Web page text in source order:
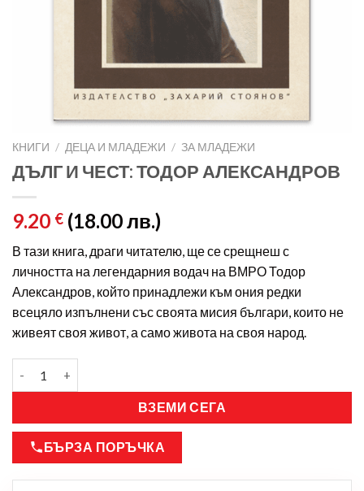
КНИГИ / ДЕЦА И МЛАДЕЖИ / ЗА МЛАДЕЖИ
ДЪЛГ И ЧЕСТ: ТОДОР АЛЕКСАНДРОВ
9.20 € (18.00 лв.)
В тази книга, драги читателю, ще се срещнеш с
личността на легендарния водач на ВМРО Тодор
Александров, който принадлежи към ония редки
всецяло изпълнени със своята мисия българи, които не
живеят своя живот, а само живота на своя народ.
ВЗЕМИ СЕГА
БЪРЗА ПОРЪЧКА